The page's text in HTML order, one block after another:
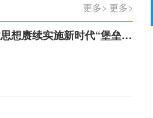
更多>
施新时代“堡垒工程”推进会召开